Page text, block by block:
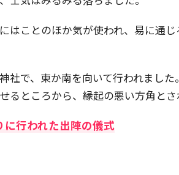
はことのほか気が使われ、易に通
社で、東か南を向いて行われました
るところから、縁起の悪い方角とさ
に行われた出陣の儀式